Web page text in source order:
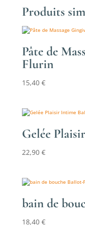
Produits
Pâte de
Flurin
15,40 €
Gelée
22,90 €
bain de
18,40 €